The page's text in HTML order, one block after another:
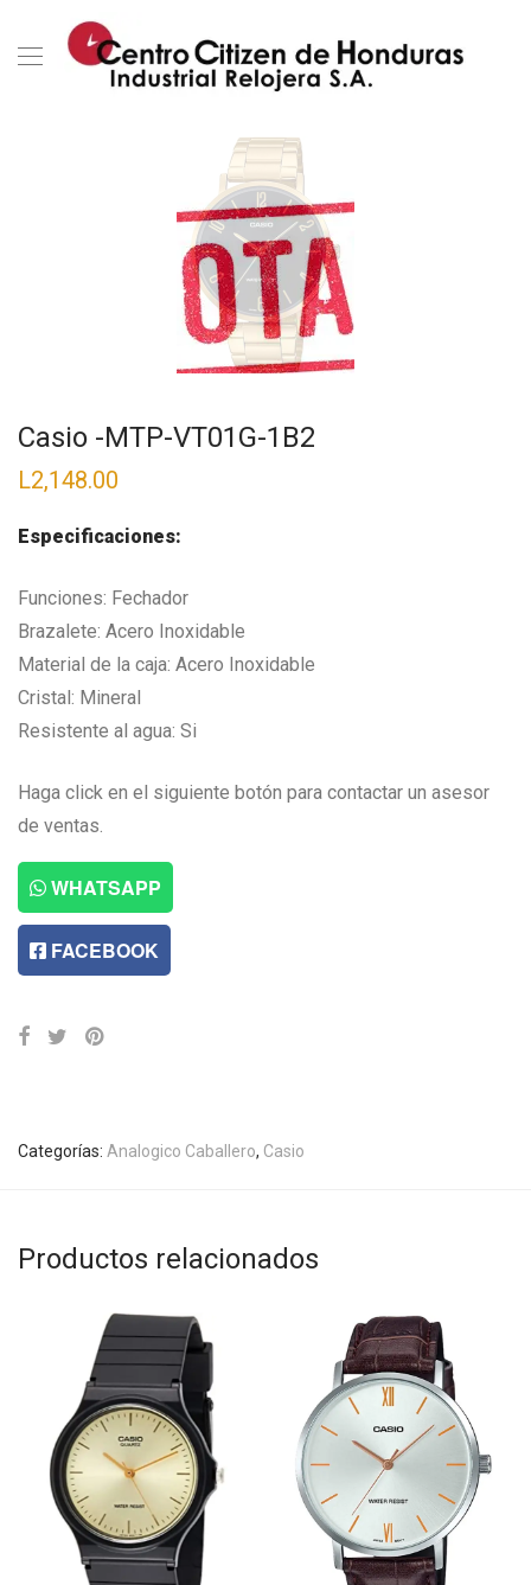
Casio -MTP-VT01G-1B2
L2,148.00
Especificaciones:
Funciones: Fechador
Brazalete: Acero Inoxidable
Material de la caja: Acero Inoxidable
Cristal: Mineral
Resistente al agua: Si
Haga click en el siguiente botón para contactar un asesor
de ventas.
WHATSAPP
FACEBOOK
Categorías: Analogico Caballero, Casio
Productos relacionados